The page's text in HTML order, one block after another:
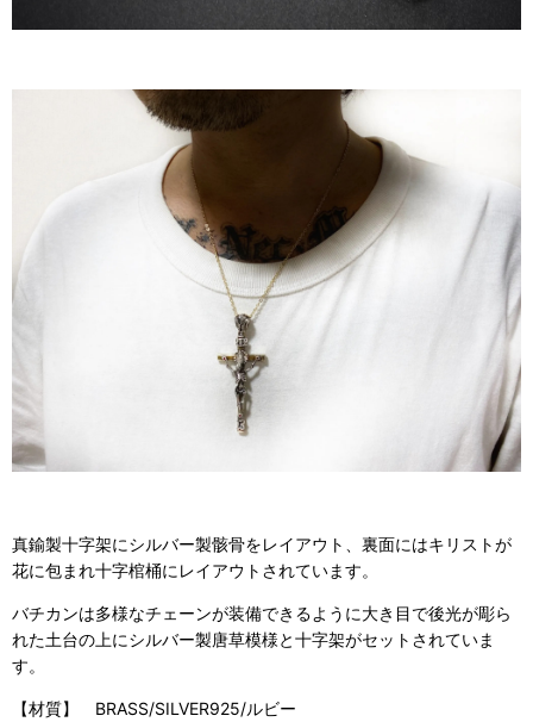
真鍮製十字架にシルバー製骸骨をレイアウト、裏面にはキリストが
花に包まれ十字棺桶にレイアウトされています。
バチカンは多様なチェーンが装備できるように大き目で後光が彫ら
れた土台の上にシルバー製唐草模様と十字架がセットされていま
す。
【材質】 BRASS/SILVER925/ルビー